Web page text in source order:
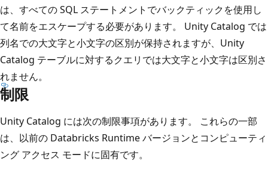
は、すべての SQL ステートメントでバックティックを使用し
て名前をエスケープする必要があります。 Unity Catalog では
列名での大文字と小文字の区別が保持されますが、Unity
Catalog テーブルに対するクエリでは大文字と小文字は区別さ
れません。
制限
Unity Catalog には次の制限事項があります。 これらの一部
は、以前の Databricks Runtime バージョンとコンピューティ
ング アクセス モードに固有です。